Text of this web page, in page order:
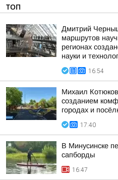
ТОП
Дмитрий
маршрутов
регионах
науки и
16:54
Михаил
созданием
городах и
17:40
В Минусинске
сапборды
16:47